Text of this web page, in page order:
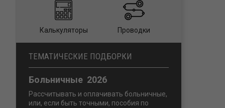
Калькуляторы Проводки
ТЕМАТИЧЕСКИЕ ПОДБОРКИ
Больничные 2026
Рассчитывать и оплачивать больничные,
или, если быть точными, пособия по